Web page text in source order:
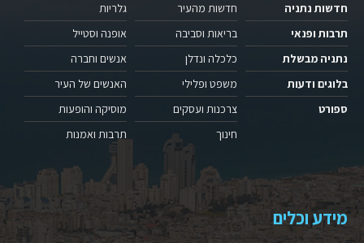
חדשות נתניה
תרבות ופנאי
נתניה מבשלת
בלוגים ודעות
ספורט
חדשות מהעיר
בריאות וסביבה
כלכלה ונדלן
משפט ופלילי
צרכנות ועסקים
חינוך
גלריות
אופנה וסטייל
אנשים וחברה
האנשים של העיר
מוסיקה והופעות
תרבות ואמנות
מידע וכלים